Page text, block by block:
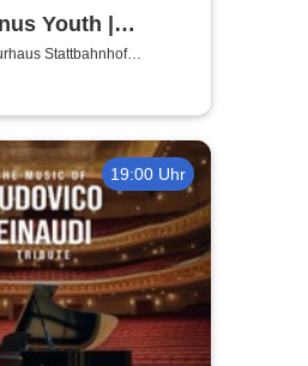
Youth |
Hardcore
Stattbahnhof
19:00 Uhr